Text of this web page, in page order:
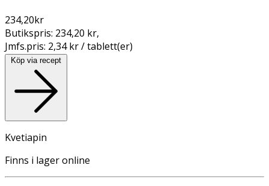
234,20kr
Butikspris: 234,20 kr,
Jmfs.pris: 2,34 kr / tablett(er)
Köp via recept
Kvetiapin
Finns i lager online